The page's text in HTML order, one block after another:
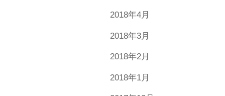
2018年4月
2018年3月
2018年2月
2018年1月